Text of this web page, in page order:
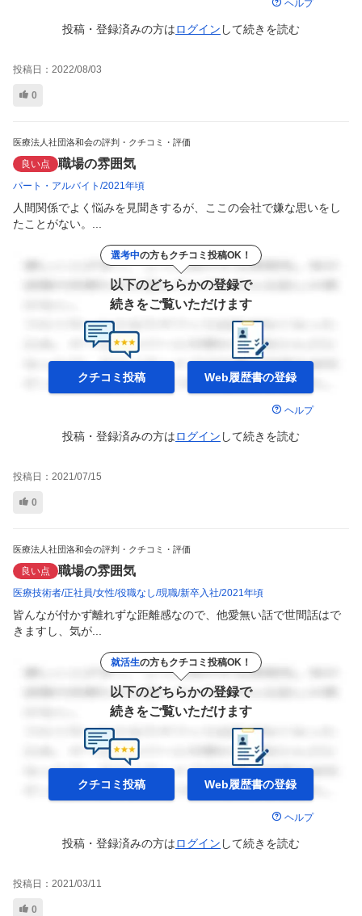
ヘルプ
投稿・登録済みの方はログイン して続きを読む
投稿日： 2022/08/03
0
医療法人社団洛和会の評判・クチコミ・評価
良い点 職場の雰囲気
パート・アルバイト 2021年頃
人間関係でよく悩みを見聞きするが、ここの会社で嫌な思いをし
たことがない。...
選考中の方もクチコミ投稿OK！
以下のどちらかの登録で
続きをご覧いただけます
クチコミ投稿 Web履歴書の登録
ヘルプ
投稿・登録済みの方はログイン して続きを読む
投稿日： 2021/07/15
0
医療法人社団洛和会の評判・クチコミ・評価
良い点 職場の雰囲気
医療技術者 正社員 女性 役職なし 現職 新卒入社 2021年頃
皆んなが付かず離れずな距離感なので、他愛無い話で世間話はで
きますし、気が...
就活生の方もクチコミ投稿OK！
以下のどちらかの登録で
続きをご覧いただけます
クチコミ投稿 Web履歴書の登録
ヘルプ
投稿・登録済みの方はログイン して続きを読む
投稿日： 2021/03/11
0